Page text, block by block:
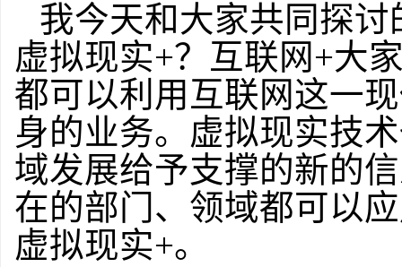
我今天和大家共同探
虚拟现实+？互联网+大
都可以利用互联网这一
身的业务。虚拟现实技
域发展给予支撑的新的
在的部门、领域都可以
虚拟现实+。